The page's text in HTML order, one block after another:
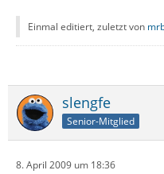
Einmal editiert, zuletzt von
slengfe
Senior-Mitglied
8. April 2009 um 18:36